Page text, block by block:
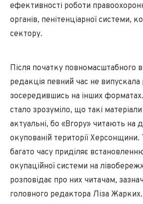
ефективності роботи
органів, пенітенціарної системи,
сектору.
Після початку повномасштабного
редакція певний час не випускала
зосередившись на інших
стало зрозуміло, що такі
актуальні, бо «Вгору» читають на
окупованій території
багато часу приділяє
окупаційної системи на
розповідає про них читачам,
головного редактора Ліза Жарких.